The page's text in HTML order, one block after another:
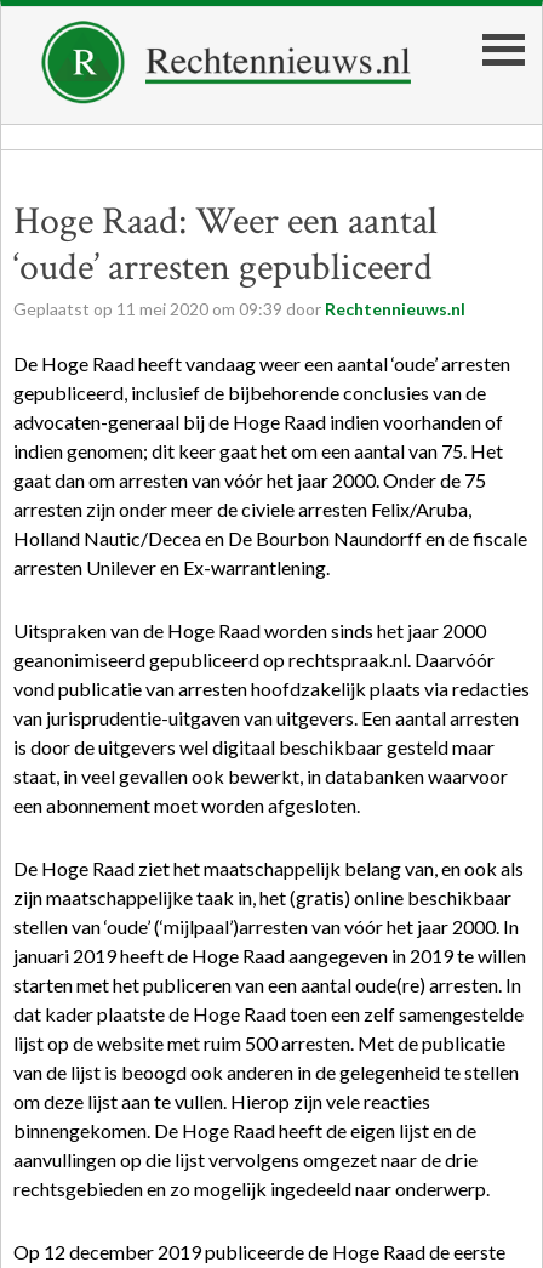
Hoge Raad: Weer een aantal
‘oude’ arresten gepubliceerd
Geplaatst op 11 mei 2020 om 09:39 door Rechtennieuws.nl
De Hoge Raad heeft vandaag weer een aantal ‘oude’ arresten
gepubliceerd, inclusief de bijbehorende conclusies van de
advocaten-generaal bij de Hoge Raad indien voorhanden of
indien genomen; dit keer gaat het om een aantal van 75. Het
gaat dan om arresten van vóór het jaar 2000. Onder de 75
arresten zijn onder meer de civiele arresten Felix/Aruba,
Holland Nautic/Decea en De Bourbon Naundorff en de fiscale
arresten Unilever en Ex-warrantlening.
Uitspraken van de Hoge Raad worden sinds het jaar 2000
geanonimiseerd gepubliceerd op rechtspraak.nl. Daarvóór
vond publicatie van arresten hoofdzakelijk plaats via redacties
van jurisprudentie-uitgaven van uitgevers. Een aantal arresten
is door de uitgevers wel digitaal beschikbaar gesteld maar
staat, in veel gevallen ook bewerkt, in databanken waarvoor
een abonnement moet worden afgesloten.
De Hoge Raad ziet het maatschappelijk belang van, en ook als
zijn maatschappelijke taak in, het (gratis) online beschikbaar
stellen van ‘oude’ (‘mijlpaal’)arresten van vóór het jaar 2000. In
januari 2019 heeft de Hoge Raad aangegeven in 2019 te willen
starten met het publiceren van een aantal oude(re) arresten. In
dat kader plaatste de Hoge Raad toen een zelf samengestelde
lijst op de website met ruim 500 arresten. Met de publicatie
van de lijst is beoogd ook anderen in de gelegenheid te stellen
om deze lijst aan te vullen. Hierop zijn vele reacties
binnengekomen. De Hoge Raad heeft de eigen lijst en de
aanvullingen op die lijst vervolgens omgezet naar de drie
rechtsgebieden en zo mogelijk ingedeeld naar onderwerp.
Op 12 december 2019 publiceerde de Hoge Raad de eerste